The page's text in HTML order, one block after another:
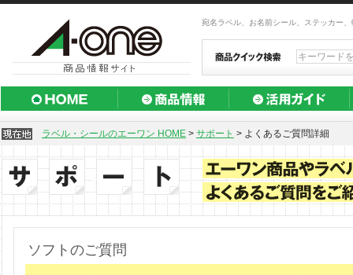
宛名ラベル、お名前シール、ステッカー
ラベル・シールのエーワン HOME>サポート>よくあるご質問詳細
ソフトのご質問